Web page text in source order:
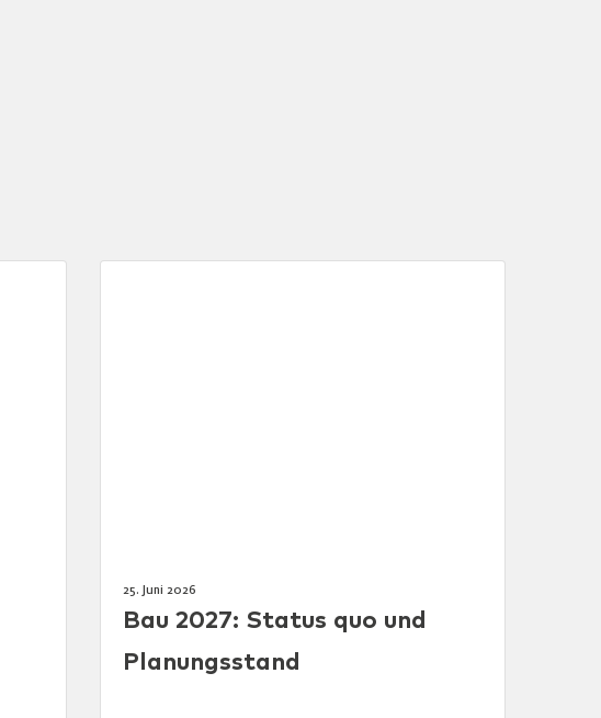
25. Juni 2026
Bau 2027: Status quo und
Planungsstand